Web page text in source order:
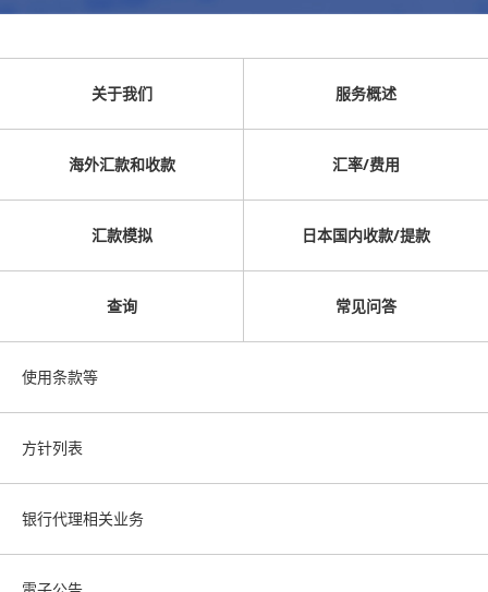
关于我们 服务概述
海外汇款和收款 汇率/费用
汇款模拟 日本国内收款/提款
查询 常见问答
使用条款等
方针列表
银行代理相关业务